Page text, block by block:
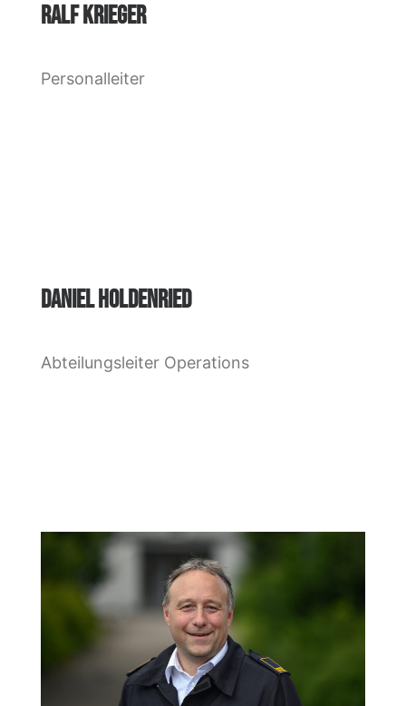
RALF KRIEGER
Personalleiter
DANIEL HOLDENRIED
Abteilungsleiter Operations